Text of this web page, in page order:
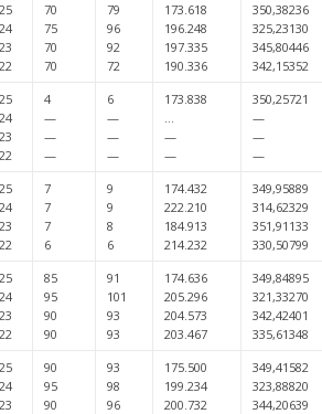
70
75
70
70
79
96
92
72
173.618
196.248
197.335
190.336
350,38236
325,23130
345,80446
342,15352
4
—
—
—
6
—
—
—
173.838
…
—
—
350,25721
—
—
—
7
7
7
6
9
9
8
6
174.432
222.210
184.913
214.232
349,95889
314,62329
351,91133
330,50799
85
95
90
90
91
101
93
93
174.636
205.296
204.573
203.467
349,84895
321,33270
342,42401
335,61348
90
95
90
93
98
96
175.500
199.234
200.732
349,41582
323,88820
344,20639